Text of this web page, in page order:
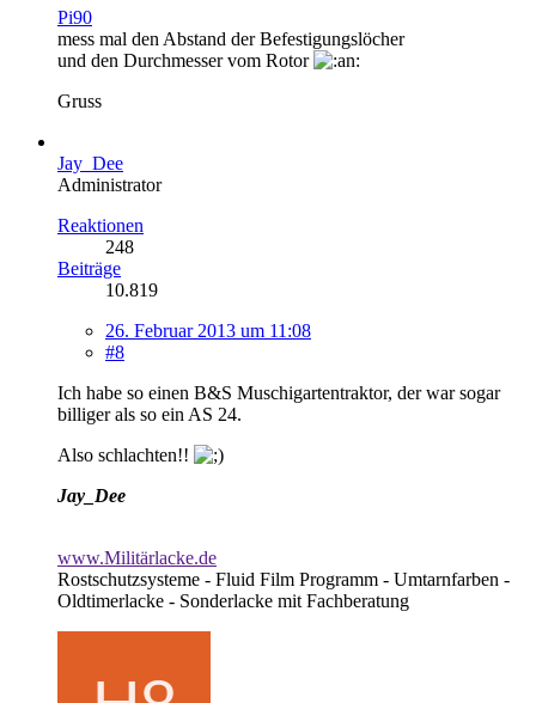
Pi90
mess mal den Abstand der Befestigungslöcher
und den Durchmesser vom Rotor
Gruss
Jay_Dee
Administrator
Reaktionen
248
Beiträge
10.819
26. Februar 2013 um 11:08
#8
Ich habe so einen B&S Muschigartentraktor, der war sogar
billiger als so ein AS 24.
Also schlachten!!
Jay_Dee
www.Militärlacke.de
Rostschutzsysteme - Fluid Film Programm - Umtarnfarben -
Oldtimerlacke - Sonderlacke mit Fachberatung